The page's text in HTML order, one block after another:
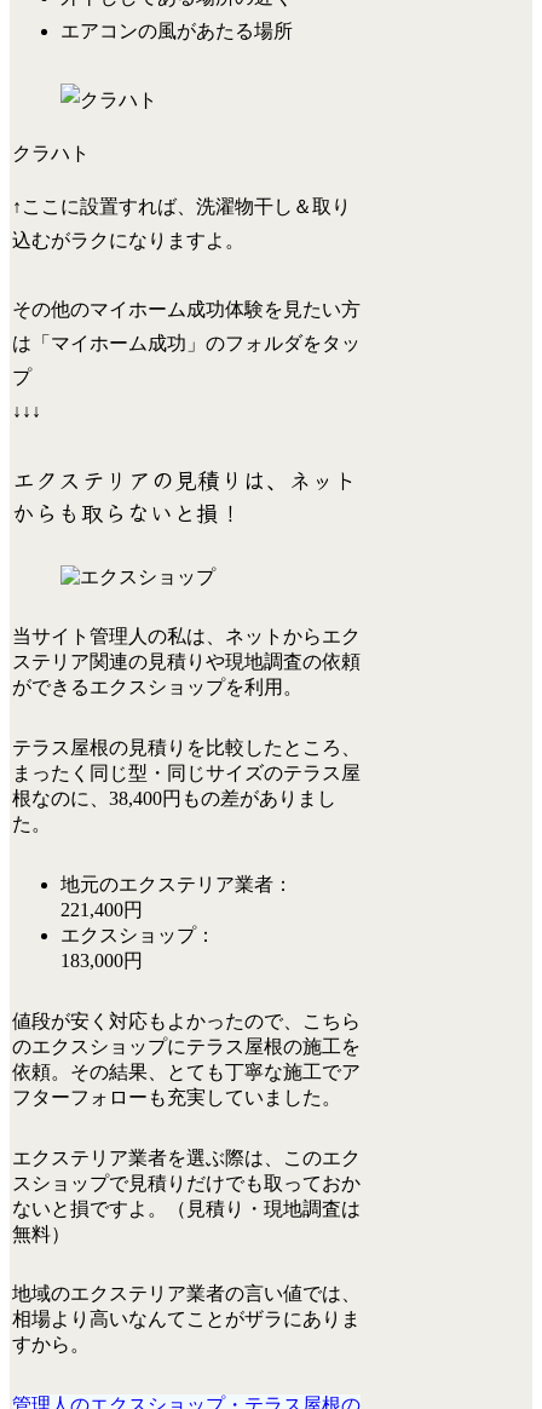
エアコンの風があたる場所
クラハト
↑ここに設置すれば、洗濯物干し＆取り
込むがラクになりますよ。
その他のマイホーム成功体験を見たい方
は「マイホーム成功」のフォルダをタッ
プ
↓↓↓
エクステリアの見積りは、ネット
からも取らないと損！
当サイト管理人の私は、ネットからエク
ステリア関連の見積りや現地調査の依頼
ができるエクスショップを利用。
テラス屋根の見積りを比較したところ、
まったく同じ型・同じサイズのテラス屋
根なのに、38,400円もの差がありまし
た。
地元のエクステリア業者：
221,400円
エクスショップ：
183,000円
値段が安く対応もよかったので、こちら
のエクスショップにテラス屋根の施工を
依頼。その結果、とても丁寧な施工でア
フターフォローも充実していました。
エクステリア業者を選ぶ際は、このエク
スショップで見積りだけでも取っておか
ないと損ですよ。（ 見積り・現地調査は
無料）
地域のエクステリア業者の言い値では、
相場より高いなんてことがザラにありま
すから。